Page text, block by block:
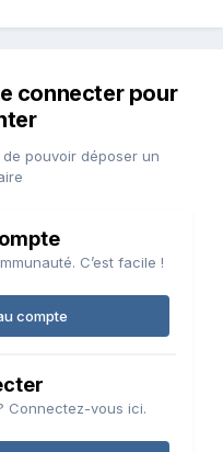
connecter pour
pouvoir déposer un
C’est facile !
compte
Connectez-vous ici.